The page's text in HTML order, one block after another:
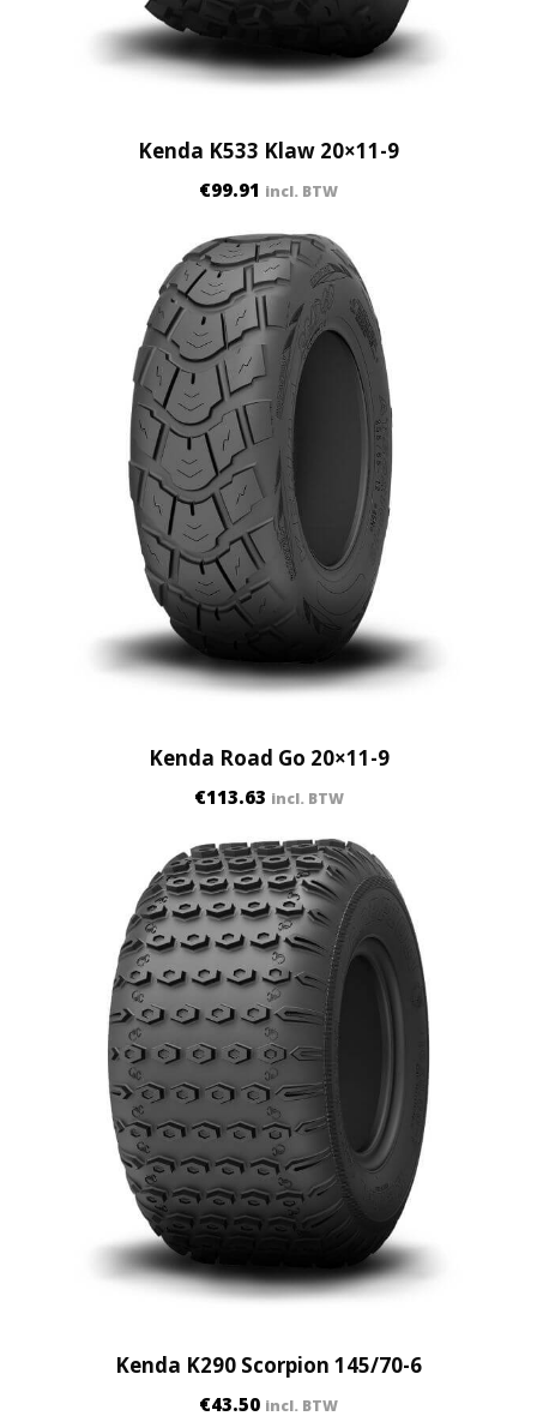
Kenda K533 Klaw 20×11-9
€99.91 incl. BTW
Kenda Road Go 20×11-9
€113.63 incl. BTW
Kenda K290 Scorpion 145/70-6
€43.50 incl. BTW